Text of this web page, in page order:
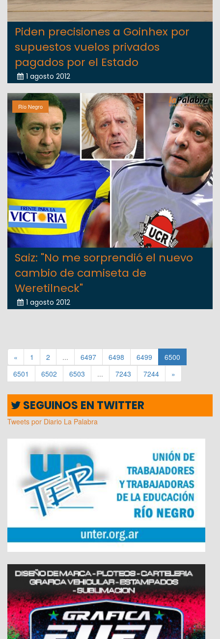
Piden precisiones a Goinhex por
supuestos vuelos privados
pagados por el Estado
1 agosto 2012
Río Negro
Saiz: "No me sorprendió el nuevo
cambio de camiseta de
Weretilneck"
1 agosto 2012
« 1 2 ... 6497 6498 6499
6500
6501
6502 6503 ... 7243 7244 »
SEGUINOS EN TWITTER
Tweets por Diario La Palabra